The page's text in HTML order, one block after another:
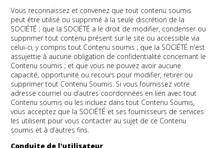
Vous reconnaissez et convenez que tout contenu soumis
peut être utilisé ou supprimé à la seule discrétion de la
SOCIÉTÉ ; que la SOCIÉTÉ a le droit de modifier, condenser ou
supprimer tout contenu présent sur le site ou accessible via
celui-ci, y compris tout Contenu soumis ; que la SOCIÉTÉ n'est
assujettie à aucune obligation de confidentialité concernant le
Contenu soumis ; et que vous ne pouvez avoir aucune
capacité, opportunité ou recours pour modifier, retirer ou
supprimer tout Contenu Soumis. Si vous fournissez votre
adresse courriel ou d’autres coordonnées en lien avec tout
Contenu soumis ou les incluez dans tout Contenu Soumis,
vous acceptez que la SOCIÉTÉ et ses fournisseurs de services
les utilisent pour vous contacter au sujet de ce Contenu
soumis et à d’autres fins.
Conduite de l'utilisateur